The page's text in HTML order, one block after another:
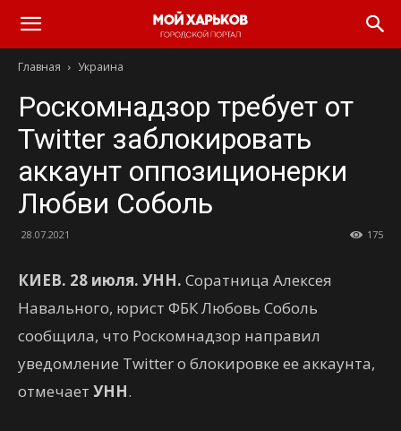
Главная Украина
Роскомнадзор требует от
Twitter заблокировать
аккаунт оппозиционерки
Любви Соболь
28.07.2021 175
КИЕВ. 28 июля. УНН. Соратница Алексея
Навального, юрист ФБК Любовь Соболь
сообщила, что Роскомнадзор направил
уведомление Twitter о блокировке ее аккаунта,
отмечает УНН.